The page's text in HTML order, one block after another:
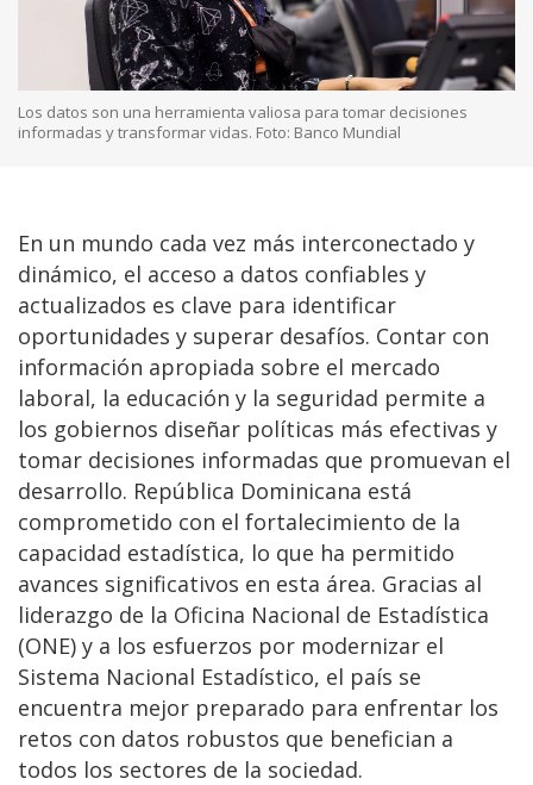
Los datos son una herramienta valiosa para tomar decisiones
informadas y transformar vidas. Foto: Banco Mundial
En un mundo cada vez más interconectado y
dinámico, el acceso a datos confiables y
actualizados es clave para identificar
oportunidades y superar desafíos. Contar con
información apropiada sobre el mercado
laboral, la educación y la seguridad permite a
los gobiernos diseñar políticas más efectivas y
tomar decisiones informadas que promuevan el
desarrollo. República Dominicana está
comprometido con el fortalecimiento de la
capacidad estadística, lo que ha permitido
avances significativos en esta área. Gracias al
liderazgo de la Oficina Nacional de Estadística
(ONE) y a los esfuerzos por modernizar el
Sistema Nacional Estadístico, el país se
encuentra mejor preparado para enfrentar los
retos con datos robustos que benefician a
todos los sectores de la sociedad.